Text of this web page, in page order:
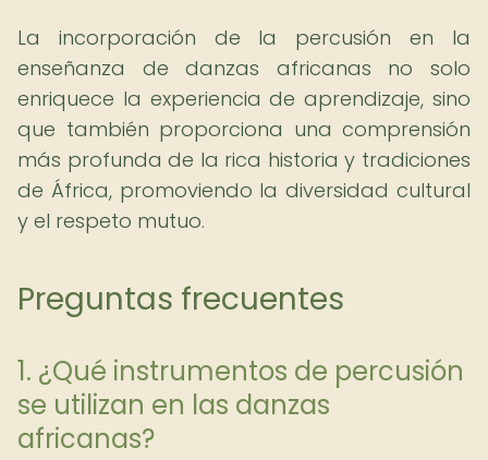
La incorporación de la percusión en la
enseñanza de danzas africanas no solo
enriquece la experiencia de aprendizaje, sino
que también proporciona una comprensión
más profunda de la rica historia y tradiciones
de África, promoviendo la diversidad cultural
y el respeto mutuo.
Preguntas frecuentes
1. ¿Qué instrumentos de percusión
se utilizan en las danzas
africanas?